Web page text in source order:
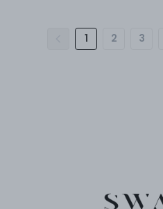
1 2 3